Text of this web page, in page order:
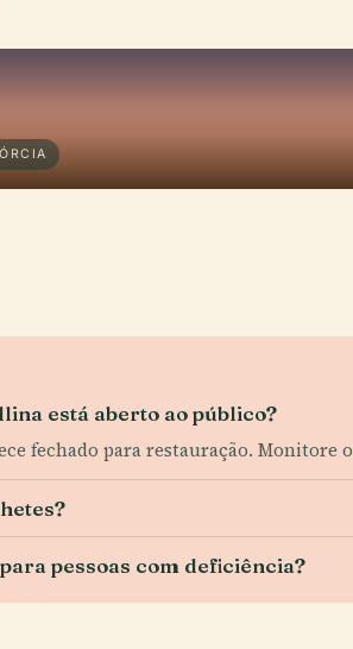
está aberto ao público?
fechado para restauração. Monitore o
pessoas com deficiência?